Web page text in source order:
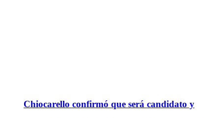
Chiocarello confirmó que será candidato y